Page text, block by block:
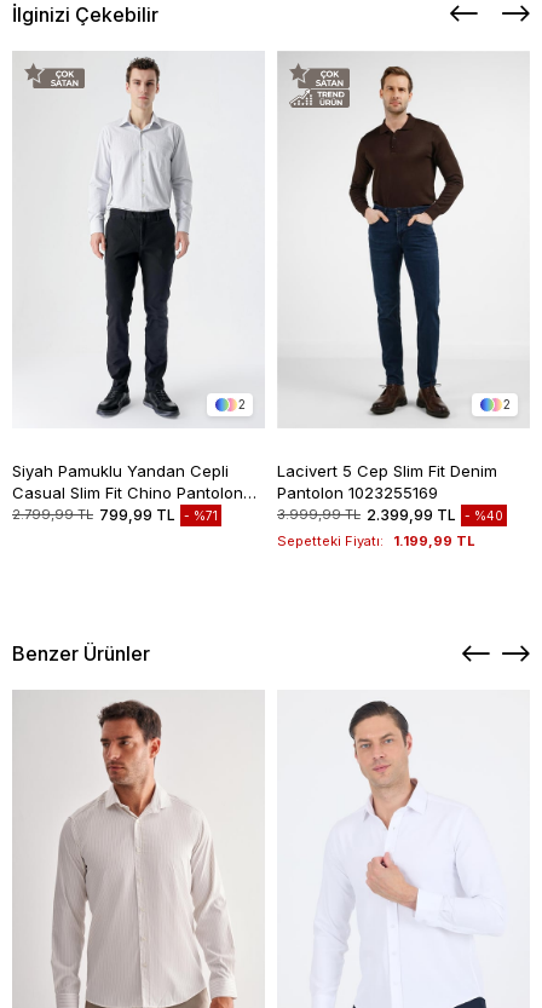
İlginizi Çekebilir
2
Siyah Pamuklu Yandan Cepli
Casual Slim Fit Chino Pantolon
1003235117
2.799,99 TL 799,99 TL %71
2
Lacivert 5 Cep Slim Fit Denim
Pantolon 1023255169
3.999,99 TL 2.399,99 TL %40
Sepetteki Fiyatı: 1.199,99 TL
Benzer Ürünler